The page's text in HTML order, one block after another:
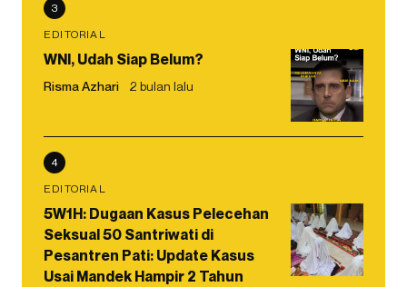
3
EDITORIAL
WNI, Udah Siap Belum?
Risma Azhari 2 bulan lalu
4
EDITORIAL
5W1H: Dugaan Kasus Pelecehan
Seksual 50 Santriwati di
Pesantren Pati: Update Kasus
Usai Mandek Hampir 2 Tahun